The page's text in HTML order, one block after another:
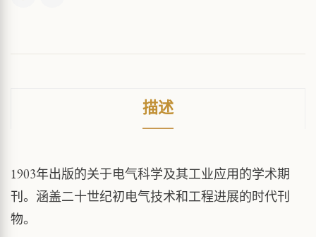
描述
1903年出版的关于电气科学及其工业应用的学术期
刊。涵盖二十世纪初电气技术和工程进展的时代刊
物。